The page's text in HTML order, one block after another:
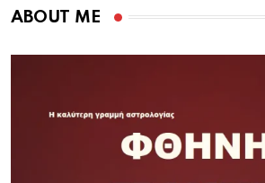
ABOUT ME